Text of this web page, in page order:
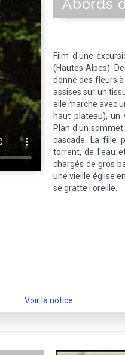
Abords
Film d'une
(Hautes Alpes).
donne des fleurs
assises sur un
elle marche avec
haut plateau), un
Plan d'un
cascade. La fille
torrent, de l'eau
chargés de gros
une vieille église
se gratte l'oreille.
Voir la notice